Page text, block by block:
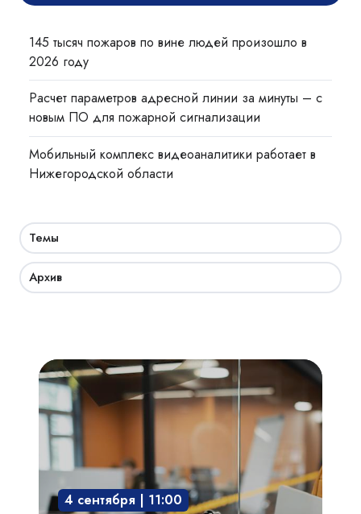
145 тысяч пожаров по вине людей произошло в
2026 году
Расчет параметров адресной линии за минуты – с
новым ПО для пожарной сигнализации
Мобильный комплекс видеоаналитики работает в
Нижегородской области
Темы
Архив
Академия
СКУД:
мобильный
доступ,
бесконтактная
интегрированные
4 сентября | 11:00